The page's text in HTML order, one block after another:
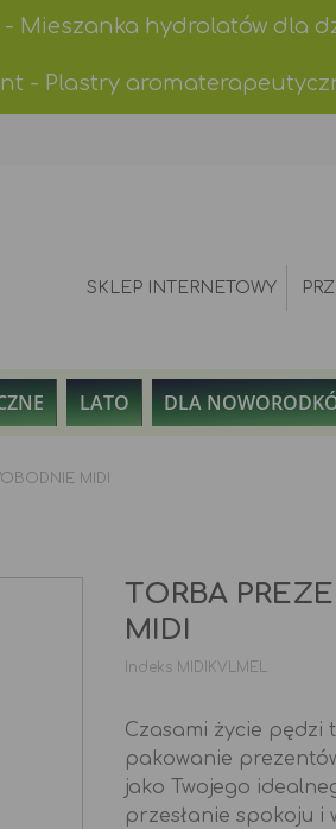
- Mieszanka hydrolatów dla
- Plastry
SKLEP INTERNETOWY
LATO DLA
MIDI
TORBA
MIDI
Indeks MIDIKVLMEL
Czasami życie pędzi
pakowanie
jako Twojego
przesłanie spokoju i